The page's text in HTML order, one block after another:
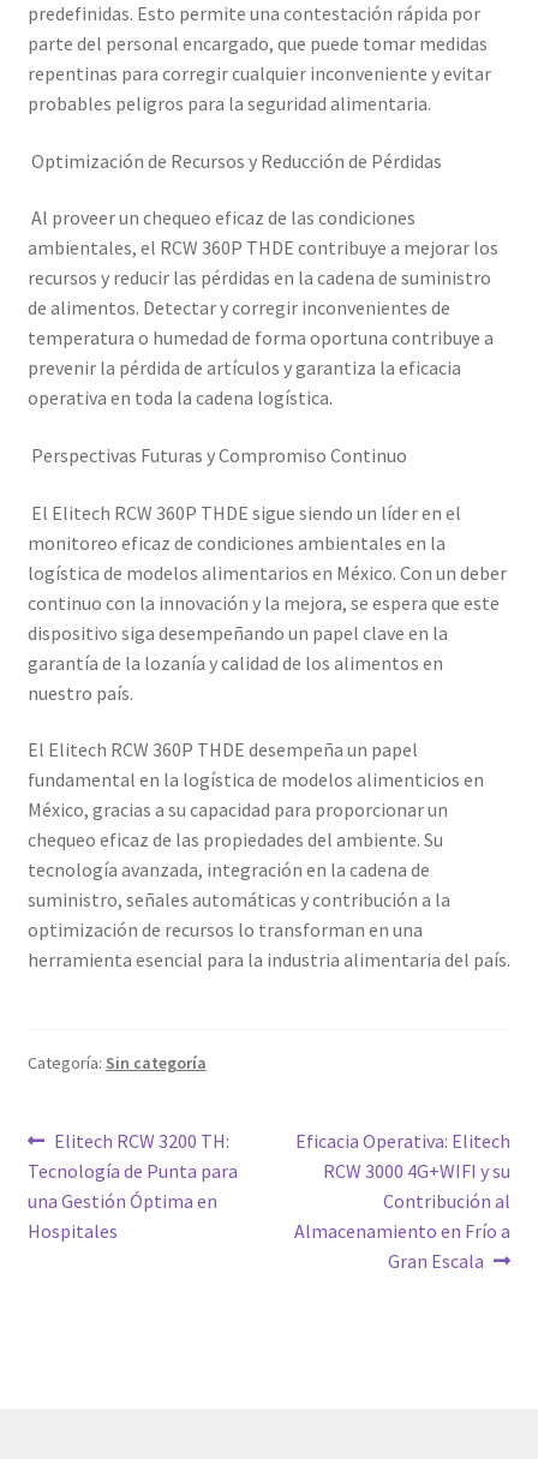
predefinidas. Esto permite una contestación rápida por
parte del personal encargado, que puede tomar medidas
repentinas para corregir cualquier inconveniente y evitar
probables peligros para la seguridad alimentaria.
Optimización de Recursos y Reducción de Pérdidas
Al proveer un chequeo eficaz de las condiciones
ambientales, el RCW 360P THDE contribuye a mejorar los
recursos y reducir las pérdidas en la cadena de suministro
de alimentos. Detectar y corregir inconvenientes de
temperatura o humedad de forma oportuna contribuye a
prevenir la pérdida de artículos y garantiza la eficacia
operativa en toda la cadena logística.
Perspectivas Futuras y Compromiso Continuo
El Elitech RCW 360P THDE sigue siendo un líder en el
monitoreo eficaz de condiciones ambientales en la
logística de modelos alimentarios en México. Con un deber
continuo con la innovación y la mejora, se espera que este
dispositivo siga desempeñando un papel clave en la
garantía de la lozanía y calidad de los alimentos en
nuestro país.
El Elitech RCW 360P THDE desempeña un papel
fundamental en la logística de modelos alimenticios en
México, gracias a su capacidad para proporcionar un
chequeo eficaz de las propiedades del ambiente. Su
tecnología avanzada, integración en la cadena de
suministro, señales automáticas y contribución a la
optimización de recursos lo transforman en una
herramienta esencial para la industria alimentaria del país.
Categoría: Sin categoría
Navegación
de
entradas
Entrada
anterior:
Elitech RCW 3200 TH:
Tecnología de Punta para
una Gestión Óptima en
Hospitales
Siguiente
entrada:
Eficacia Operativa: Elitech
RCW 3000 4G+WIFI y su
Contribución al
Almacenamiento en Frío a
Gran Escala